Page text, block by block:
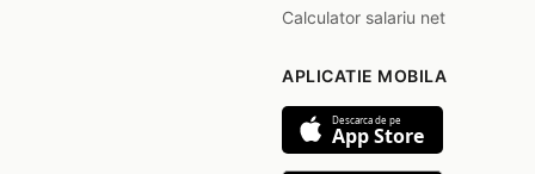
Calculator salariu net
APLICATIE MOBILA
Descarca de pe
App Store